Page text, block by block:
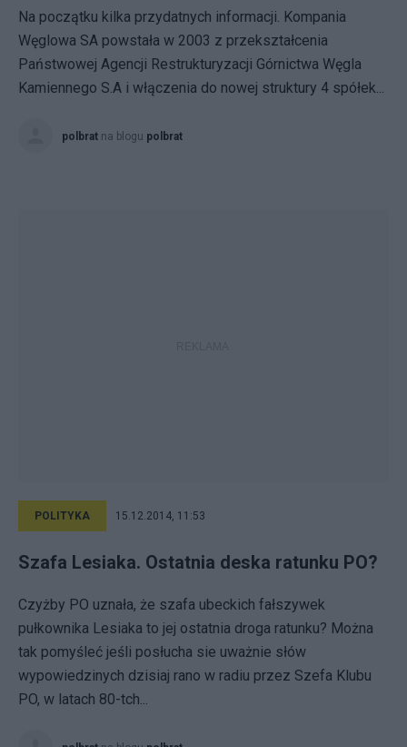
Na początku kilka przydatnych informacji. Kompania
Węglowa SA powstała w 2003 z przekształcenia
Państwowej Agencji Restrukturyzacji Górnictwa Węgla
Kamiennego S.A i włączenia do nowej struktury 4 spółek...
polbrat na blogu polbrat
POLITYKA 15.12.2014, 11:53
Szafa Lesiaka. Ostatnia deska ratunku PO?
Czyżby PO uznała, że szafa ubeckich fałszywek
pułkownika Lesiaka to jej ostatnia droga ratunku? Można
tak pomyśleć jeśli posłucha sie uważnie słów
wypowiedzinych dzisiaj rano w radiu przez Szefa Klubu
PO, w latach 80-tch...